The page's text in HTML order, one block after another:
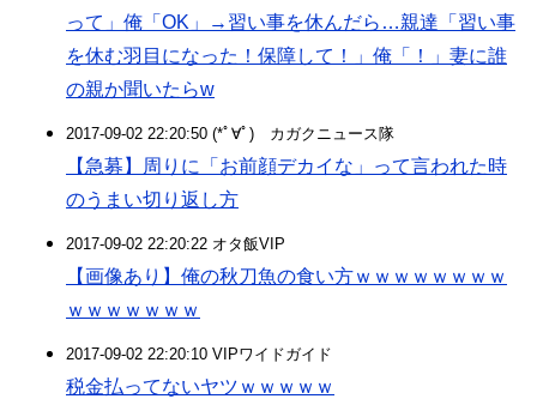
って」俺「OK」→習い事を休んだら…親達「習い事
を休む羽目になった！保障して！」俺「！」妻に誰
の親か聞いたらw
2017-09-02 22:20:50 (*ﾟ∀ﾟ)ゞカガクニュース隊
【急募】周りに「お前顔デカイな」って言われた時
のうまい切り返し方
2017-09-02 22:20:22 オタ飯VIP
【画像あり】俺の秋刀魚の食い方ｗｗｗｗｗｗｗｗ
ｗｗｗｗｗｗｗ
2017-09-02 22:20:10 VIPワイドガイド
税金払ってないヤツｗｗｗｗｗ